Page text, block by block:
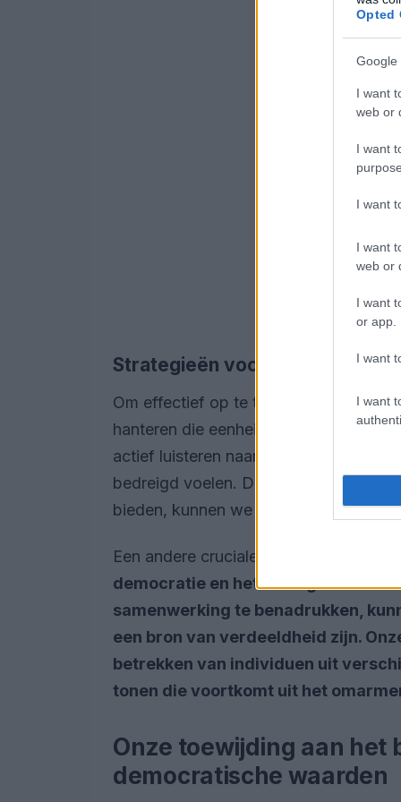
Opted
Google
I want
web or
I want
I want
I want
web or
I want
or app.
I want
I want
Strategieën voor eenheid en
Om effectief op te treden tegen
hanteren die eenheid en begrip
actief luisteren naar de zorgen van
bedreigd voelen. Door hun angsten te
bieden, kunnen we vertrouwen
Een andere cruciale strategie is het
democratie en het belang van
samenwerking te benadrukken,
een bron van verdeeldheid zijn.
betrekken van individuen uit
tonen die voortkomt uit het
Onze toewijding aan het
democratische waarden